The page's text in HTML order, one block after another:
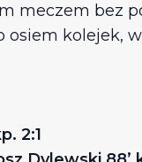
meczem bez
osiem kolejek,
2:1